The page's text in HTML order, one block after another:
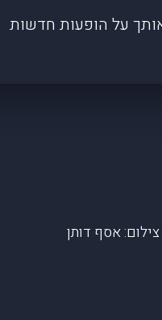
על הופעות חדשות
אסף דותן